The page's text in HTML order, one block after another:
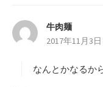
牛肉麺
り
2017年11月3日
なんとかなるか